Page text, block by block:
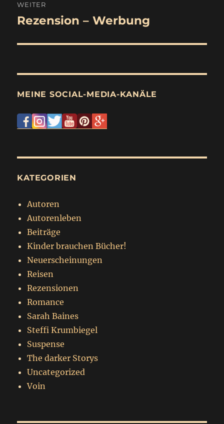
WEITER
Nächster
Rezension – Werbung
MEINE SOCIAL-MEDIA-KANÄLE
KATEGORIEN
Autoren
Autorenleben
Beiträge
Kinder brauchen Bücher!
Neuerscheinungen
Reisen
Rezensionen
Romance
Sarah Baines
Steffi Krumbiegel
Suspense
The darker Storys
Uncategorized
Voin